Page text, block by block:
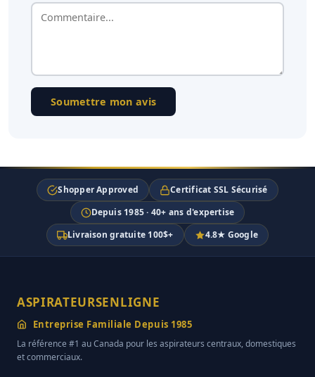
Soumettre mon avis
Shopper Approved
Certificat SSL Sécurisé
Depuis 1985 · 40+ ans d'expertise
Livraison gratuite 100$+
4.8★ Google
ASPIRATEURSENLIGNE
Entreprise Familiale Depuis 1985
La référence #1 au Canada pour les aspirateurs centraux, domestiques
et commerciaux.